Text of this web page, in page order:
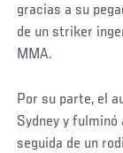
gracias a su
de un striker
MMA.
Por su parte, el
Sydney y fulminó
seguida de un